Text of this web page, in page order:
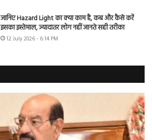
जानिए Hazard Light का क्या काम है, कब और कैसे करें
इसका इस्तेमाल, ज्यादातर लोग नहीं जानते सही तरीका
12 July 2026 - 6:14 PM